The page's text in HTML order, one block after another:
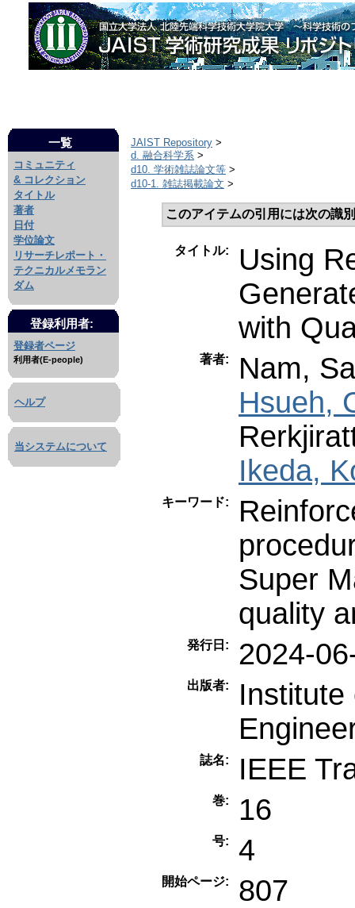
一覧
コミュニティ
& コレクション
タイトル
著者
日付
学位論文
リサーチレポート・
テクニカルメモラン
ダム
登録利用者:
登録者ページ
利用者(E-people)
ヘルプ
当システムについて
JAIST Repository >
d. 融合科学系 >
d10. 学術雑誌論文等 >
d10-1. 雑誌掲載論文 >
このアイテムの引用には次の識
タイトル:
Using
with
著者:
Nam,
Hsueh,
Ikeda,
キーワード:
Super
quality
発行日: 2024-
出版者:
Institute
誌名: IEEE
巻: 16
号: 4
開始ページ: 807